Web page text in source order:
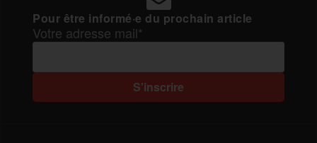
Pour être informé·e du prochain article
Votre adresse mail*